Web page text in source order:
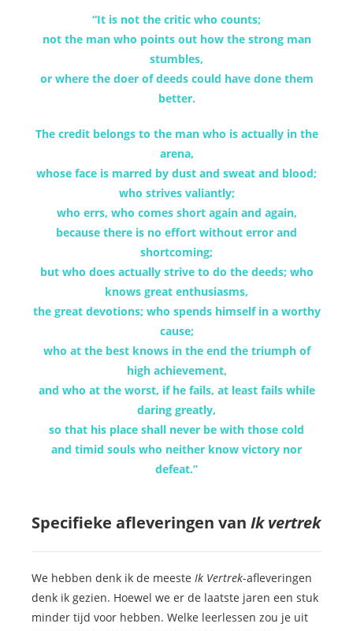
“It is not the critic who counts;
not the man who points out how the strong man
stumbles,
or where the doer of deeds could have done them
better.
The credit belongs to the man who is actually in the
arena,
whose face is marred by dust and sweat and blood;
who strives valiantly;
who errs, who comes short again and again,
because there is no effort without error and
shortcoming;
but who does actually strive to do the deeds; who
knows great enthusiasms,
the great devotions; who spends himself in a worthy
cause;
who at the best knows in the end the triumph of
high achievement,
and who at the worst, if he fails, at least fails while
daring greatly,
so that his place shall never be with those cold
and timid souls who neither know victory nor
defeat.”
Specifieke afleveringen van Ik vertrek
We hebben denk ik de meeste Ik Vertrek-afleveringen
denk ik gezien. Hoewel we er de laatste jaren een stuk
minder tijd voor hebben. Welke leerlessen zou je uit